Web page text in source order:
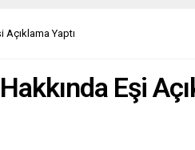
Açıklama Yaptı
Eşi